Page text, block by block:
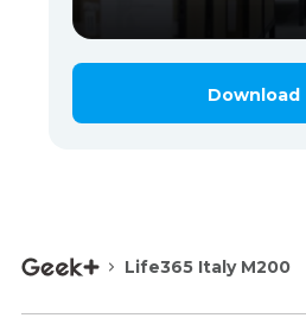
Download
Life365 Italy M200